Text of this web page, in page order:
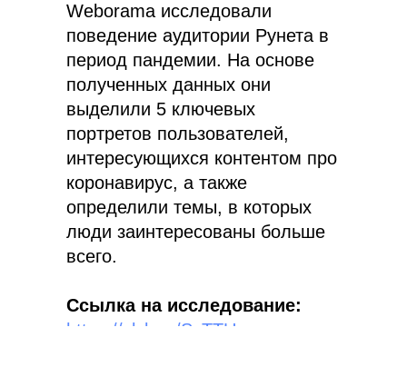
Weborama исследовали
поведение аудитории Рунета в
период пандемии. На основе
полученных данных они
выделили 5 ключевых
портретов пользователей,
интересующихся контентом про
коронавирус, а также
определили темы, в которых
люди заинтересованы больше
всего.
Ссылка на исследование:
https://clck.ru/ScTTU
в контексте диджитал
Больше полезного контента — в нашем
Telegram-канале. Подписывайтесь!
Подписаться